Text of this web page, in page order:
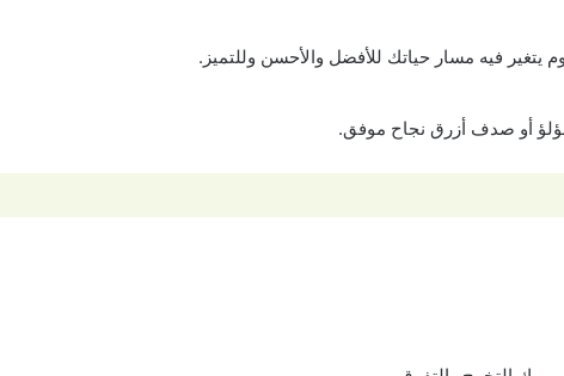
فيه مسار حياتك للأفضل والأحسن وللتميز.
أو صدف أزرق نجاح موفق.